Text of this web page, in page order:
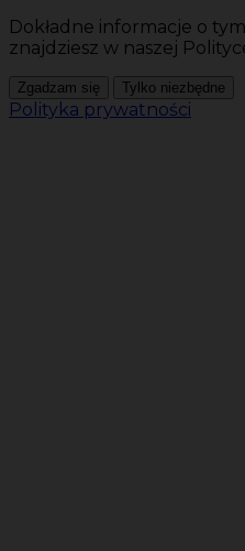
Dokładne informacje o
znajdziesz w naszej
Zgadzam się Tylko niezbędne
Polityka prywatności